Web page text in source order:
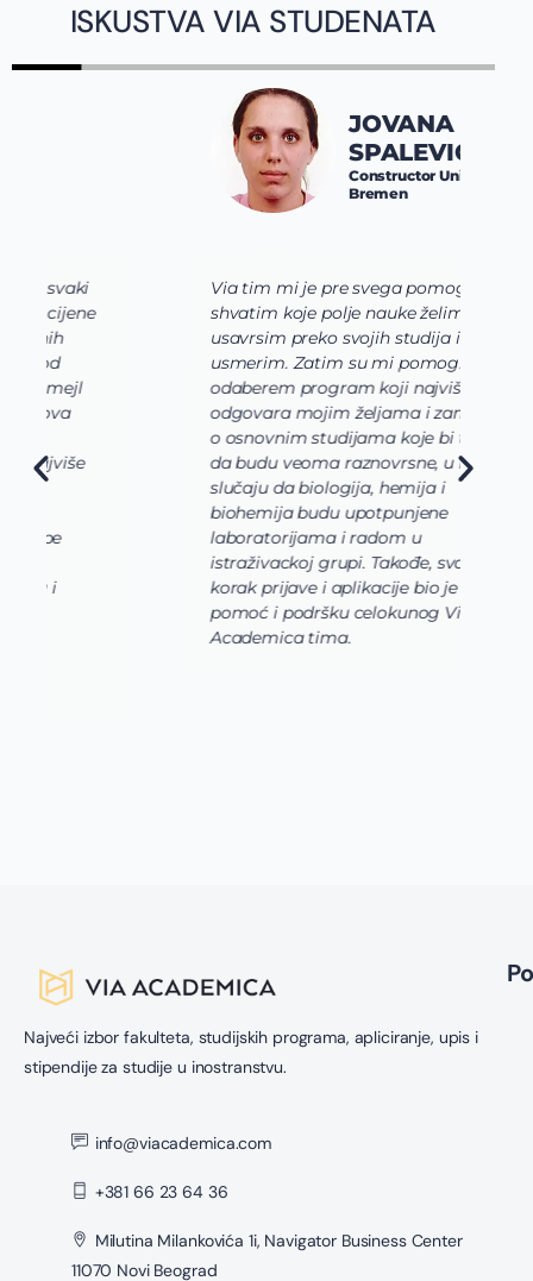
ISKUSTVA VIA STUDENATA
Via tim mi je pre svega pomogao da
shvatim koje polje nauke želim da
usavrsim preko svojih studija i da se
usmerim. Zatim su mi pomogli da
odaberem program koji najviše
odgovara mojim željama i zamislima
o osnovnim studijama koje bi trebalo
da budu veoma raznovrsne, u mom
slučaju da biologija, hemija i
biohemija budu upotpunjene
laboratorijama i radom u
istraživackoj grupi. Takođe, svaki
korak prijave i aplikacije bio je uz
pomoć i podršku celokunog Via
Academica tima.
JOVANA
SPALEVIĆ
Constructor University
Bremen
Najveći izbor fakulteta, studijskih programa, apliciranje, upis i
stipendije za studije u inostranstvu.
info@viacademica.com
+381 66 23 64 36
Milutina Milankovića 1i, Navigator Business Center
11070 Novi Beograd